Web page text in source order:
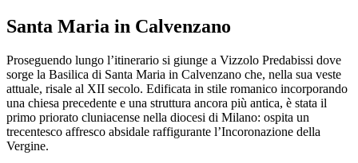
Santa Maria in Calvenzano
Proseguendo lungo l’itinerario si giunge a Vizzolo Predabissi dove
sorge la Basilica di Santa Maria in Calvenzano che, nella sua veste
attuale, risale al XII secolo. Edificata in stile romanico incorporando
una chiesa precedente e una struttura ancora più antica, è stata il
primo priorato cluniacense nella diocesi di Milano: ospita un
trecentesco affresco absidale raffigurante l’Incoronazione della
Vergine.